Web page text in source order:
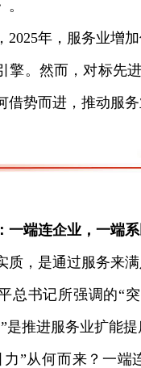
年，服务业增加
擎。然而，对标先
借势而进，推动服务
一端连企业，一端
，是通过服务来满
书记所强调的“突
是推进服务业扩能提
从何而来？一端